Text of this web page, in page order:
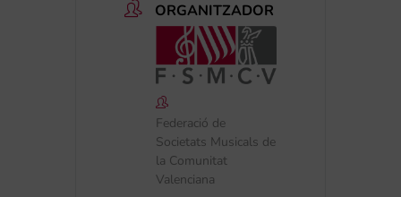
ORGANITZADOR
Federació de
Societats Musicals de
la Comunitat
Valenciana